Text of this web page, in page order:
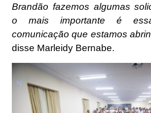
Brandão fazemos algumas
o mais importante é
comunicação que estamos
disse Marleidy Bernabe.